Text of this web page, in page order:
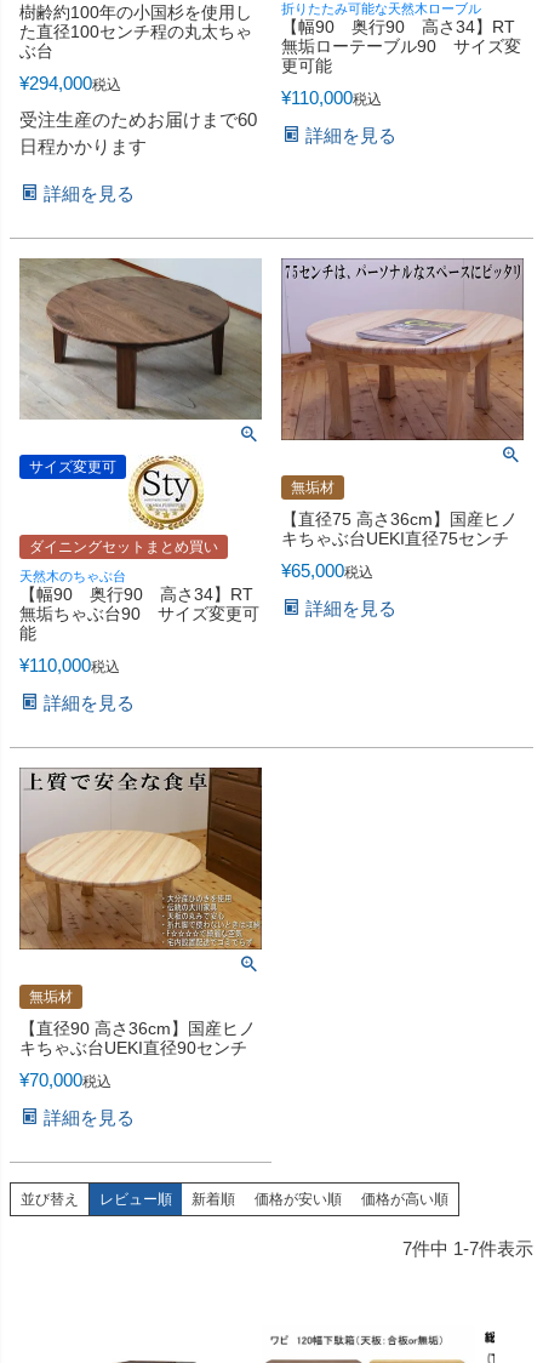
樹齢約100年の小国杉を使用し
た直径100センチ程の丸太ちゃ
ぶ台
¥294,000税込
受注生産のためお届けまで60
日程かかります
詳細を見る
折りたたみ可能な天然木ローブル
【幅90 奥行90 高さ34】RT
無垢ローテーブル90 サイズ変
更可能
¥110,000税込
詳細を見る
サイズ変更可
ダイニングセットまとめ買い
天然木のちゃぶ台
【幅90 奥行90 高さ34】RT
無垢ちゃぶ台90 サイズ変更可
能
¥110,000税込
詳細を見る
無垢材
【直径75 高さ36cm】国産ヒノ
キちゃぶ台UEKI直径75センチ
¥65,000税込
詳細を見る
無垢材
【直径90 高さ36cm】国産ヒノ
キちゃぶ台UEKI直径90センチ
¥70,000税込
詳細を見る
並び替え レビュー順 新着順 価格が安い順 価格が高い順
7件中 1-7件表示